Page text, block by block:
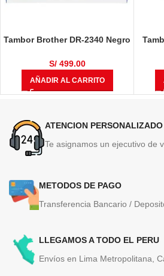
Tambor Brother DR-2340 Negro
S/499.00
AÑADIR AL CARRITO
ATENCION PERSONALIZADO
Te asignamos un ejecutivo de
METODOS DE PAGO
Transferencia Bancario /
LLEGAMOS A TODO EL PERU
Envíos en Lima Metropolitana,